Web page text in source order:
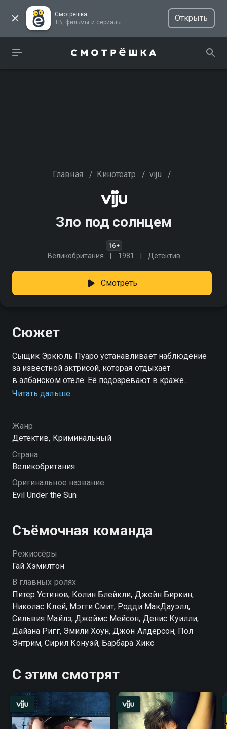
Смотрёшка
ТВ, фильмы и сериалы
Открыть
Главная / Кинотеатр / viju /
Зло под солнцем
16+
Великобритания 1981 Детектив
Смотреть
Сюжет
Сыщик Эркюль Пуаро устанавливает наблюдение
за известной актрисой, которая отдыхает
в албанском отеле. Её подозревают в краже
драгоценного камня. Но через несколько дней
Читать дальше
Жанр
Детектив, Криминальный
Страна
Великобритания
Оригинальное название
Evil Under the Sun
Съёмочная команда
Режиссёры
Гай Хэмилтон
В главных ролях
Питер Устинов, Колин Блейкли, Джейн Биркин,
Николас Клей, Мэгги Смит, Родди МакДауэлл,
Сильвия Майлз, Джеймс Мейсон, Денис Куилли,
Дайана Ригг, Эмили Хоун, Джон Алдерсон, Пол
Энтрим, Сирил Конуэй, Барбара Хикс
С этим смотрят